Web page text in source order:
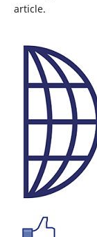
article.